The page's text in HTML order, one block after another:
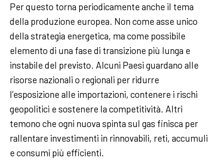
Per questo torna periodicamente anche il tema
della produzione europea. Non come asse unico
della strategia energetica, ma come possibile
elemento di una fase di transizione più lunga e
instabile del previsto. Alcuni Paesi guardano alle
risorse nazionali o regionali per ridurre
l’esposizione alle importazioni, contenere i rischi
geopolitici e sostenere la competitività. Altri
temono che ogni nuova spinta sul gas finisca per
rallentare investimenti in rinnovabili, reti, accumuli
e consumi più efficienti.